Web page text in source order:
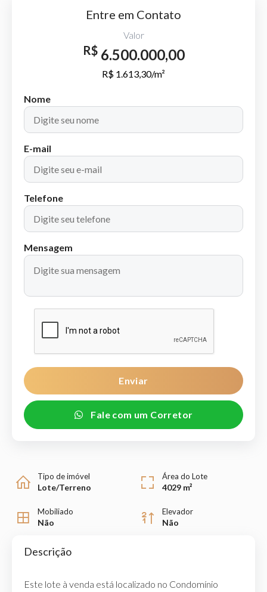
Entre em Contato
Valor
R$6.500.000,00
R$ 1.613,30/m²
Nome
E-mail
Telefone
Mensagem
Enviar
Fale com um Corretor
Tipo de imóvel
Lote/Terreno
Área do Lote
4029 m²
Mobiliado
Não
Elevador
Não
Descrição
Este lote à venda está localizado no Condomínio